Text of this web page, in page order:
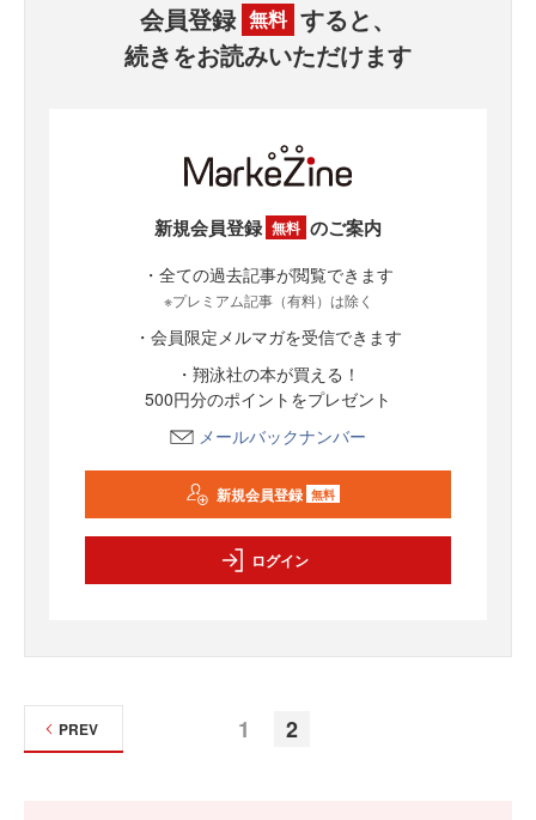
会員登録 無料 すると、
続きをお読みいただけます
新規会員登録 無料 のご案内
・全ての過去記事が閲覧できます
※プレミアム記事（有料）は除く
・会員限定メルマガを受信できます
・翔泳社の本が買える！
500円分のポイントをプレゼント
メールバックナンバー
新規会員登録 無料
ログイン
1 2
PREV